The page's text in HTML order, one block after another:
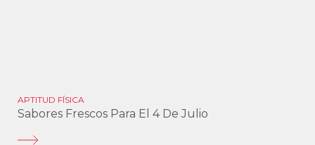
APTITUD FÍSICA
Sabores Frescos Para El 4 De Julio